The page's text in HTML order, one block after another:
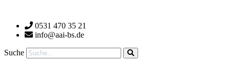
wechseln 0531 470 35 21
info@aai-bs.de
Suche